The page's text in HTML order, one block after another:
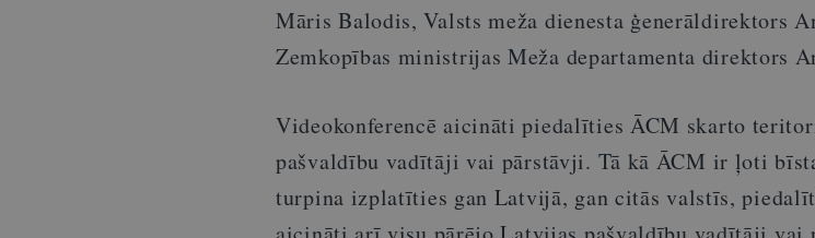
Māris Balodis, Valsts meža dienesta ģenerāldirektors
Zemkopības ministrijas Meža departamenta direktors
Videokonferencē aicināti piedalīties ĀCM skarto
pašvaldību vadītāji vai pārstāvji. Tā kā ĀCM ir ļoti
turpina izplatīties gan Latvijā, gan citās valstīs,